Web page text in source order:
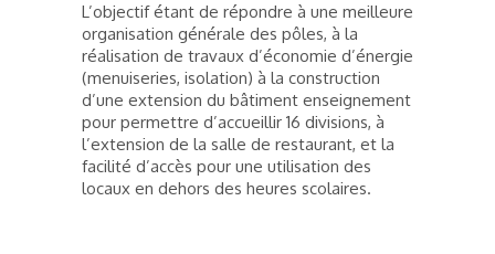
L’objectif étant de répondre à une meilleure
organisation générale des pôles, à la
réalisation de travaux d’économie d’énergie
(menuiseries, isolation) à la construction
d’une extension du bâtiment enseignement
pour permettre d’accueillir 16 divisions, à
l’extension de la salle de restaurant, et la
facilité d’accès pour une utilisation des
locaux en dehors des heures scolaires.